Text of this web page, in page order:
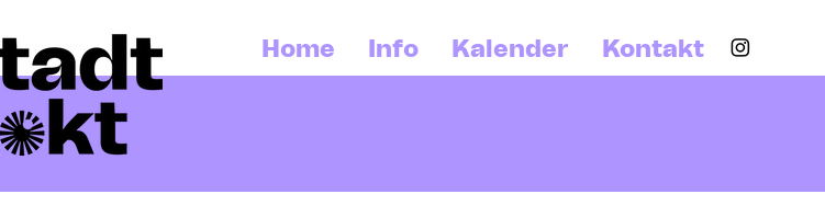
Home Info Kalender Kontakt